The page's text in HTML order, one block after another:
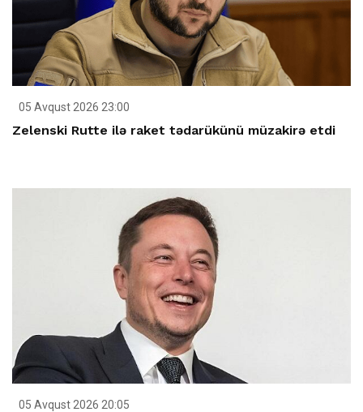
05 Avqust 2026 23:00
Zelenski Rutte ilə raket tədarükünü müzakirə etdi
05 Avqust 2026 20:05